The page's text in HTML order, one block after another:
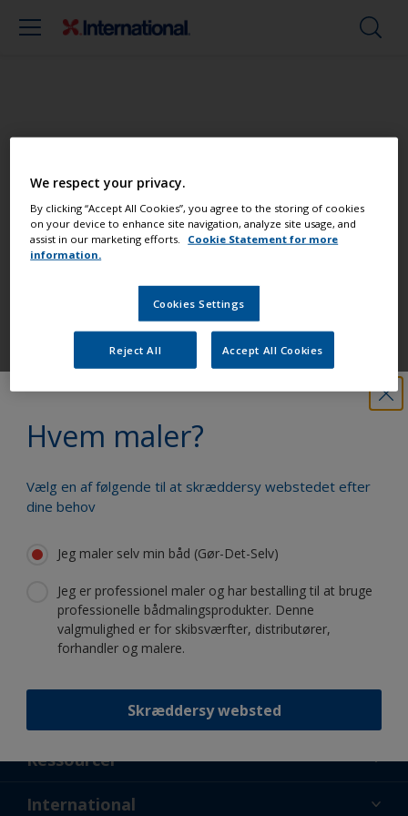
Hvem maler?
Vælg en af følgende til at skræddersy webstedet efter
dine behov
Jeg maler selv min båd (Gør-Det-Selv)
Jeg er professionel maler og har bestalling til at bruge
professionelle bådmalingsprodukter. Denne
valgmulighed er for skibsværfter, distributører,
forhandler og malere.
Skræddersy websted
Find de bedste produkter til at holde
din båd i fantastisk stand
Få al den support, du har brug for til at
male med selvsikkerhed
innovation og videnskabelige
Følg International:
Ressourcer
Nyheder
International
We respect your privacy.
By clicking “Accept All Cookies”, you agree to the storing of cookies
on your device to enhance site navigation, analyze site usage, and
assist in our marketing efforts. Cookie Statement for more
information.
Cookies Settings
Reject All Accept All Cookies